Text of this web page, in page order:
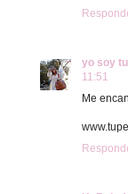
yo soy
11:51
Me